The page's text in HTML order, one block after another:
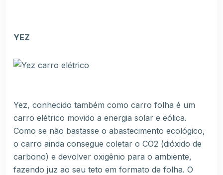
YEZ
Yez, conhecido também como carro folha é um
carro elétrico movido a energia solar e eólica.
Como se não bastasse o abastecimento ecológico,
o carro ainda consegue coletar o CO2 (dióxido de
carbono) e devolver oxigênio para o ambiente,
fazendo juz ao seu teto em formato de folha. O